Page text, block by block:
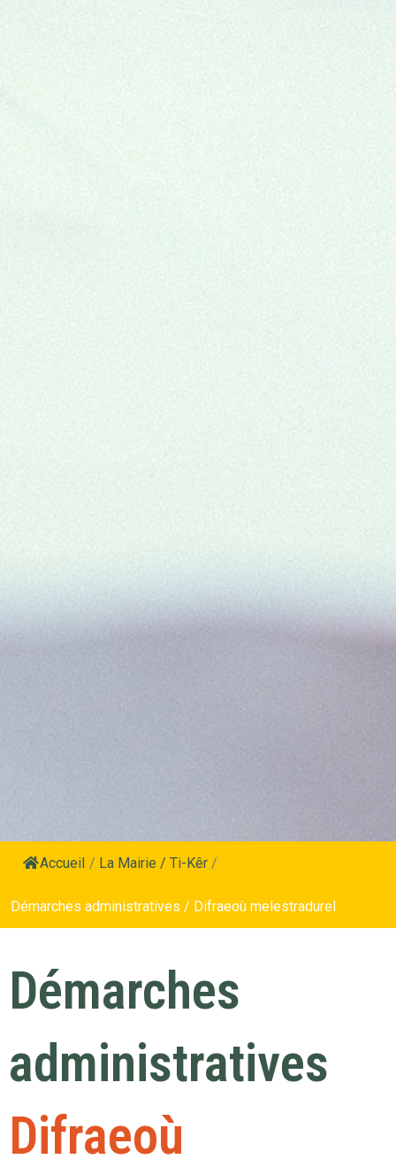
Accueil / La Mairie / Ti-Kêr /
Démarches administratives / Difraeoù melestradurel
Démarches
administratives
Difraeoù